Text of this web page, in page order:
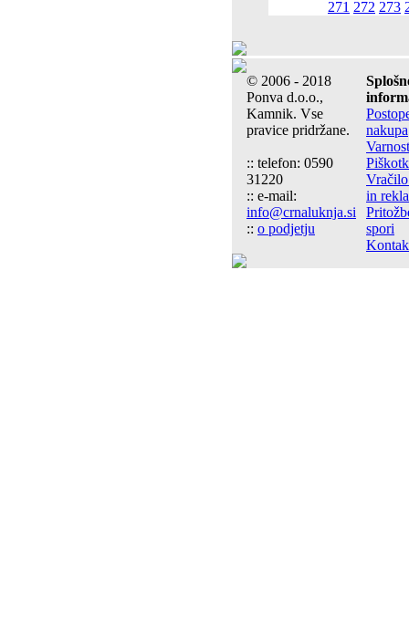
271 272 273
© 2006 - 2018
Ponva d.o.o.,
Kamnik. Vse
pravice pridržane.
:: telefon: 0590
31220
:: e-mail:
info@crnaluknja.si
:: o podjetju
nakupa
in
spori